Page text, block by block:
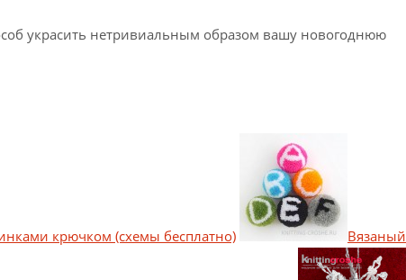
украсить нетривиальным образом вашу новогоднюю
крючком (схемы бесплатно) Вязаный